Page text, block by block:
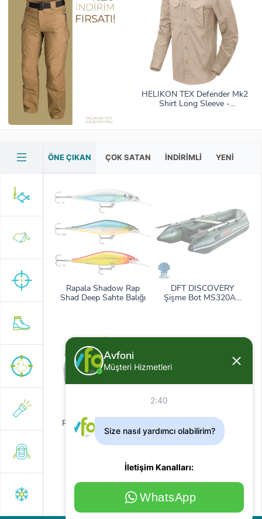
HELIKON TEX Defender Mk2
Shirt Long Sleeve -
ÖNE ÇIKAN ÇOK SATAN İNDIRIMLI YENI
Rapala Shadow Rap
Shad Deep Sahte Balığı
Rapala Orman Desenli
Askılı Çanta
DFT DISCOVERY
Şişme Bot MS320AL
DFT DISCOVERY
Şişme Bot MX360AL
360cm Seri
Avfoni
Müşteri Hizmetleri
2:40
Size nasıl yardımcı olabilirim?
İletişim Kanalları:
WhatsApp